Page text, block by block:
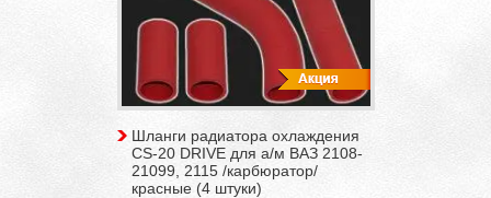
Шланги радиатора охлаждения
CS-20 DRIVE для а/м ВАЗ 2108-
21099, 2115 /карбюратор/
красные (4 штуки)